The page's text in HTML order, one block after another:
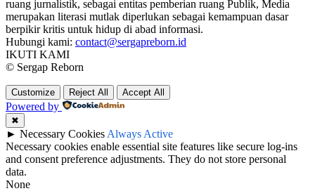
ruang jurnalistik, sebagai entitas pemberian ruang Publik, Media
merupakan literasi mutlak diperlukan sebagai kemampuan dasar
berpikir kritis untuk hidup di abad informasi.
Hubungi kami: contact@sergapreborn.id
IKUTI KAMI
© Sergap Reborn
Customize Reject All Accept All
Powered by
✖
► Necessary Cookies Always Active
Necessary cookies enable essential site features like secure log-ins
and consent preference adjustments. They do not store personal
data.
None